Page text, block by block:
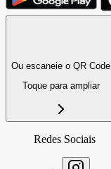
Ou escaneie o QR Code
Toque para ampliar
Redes Sociais